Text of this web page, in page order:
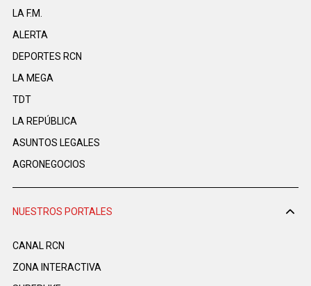
LA F.M.
ALERTA
DEPORTES RCN
LA MEGA
TDT
LA REPÚBLICA
ASUNTOS LEGALES
AGRONEGOCIOS
NUESTROS PORTALES
CANAL RCN
ZONA INTERACTIVA